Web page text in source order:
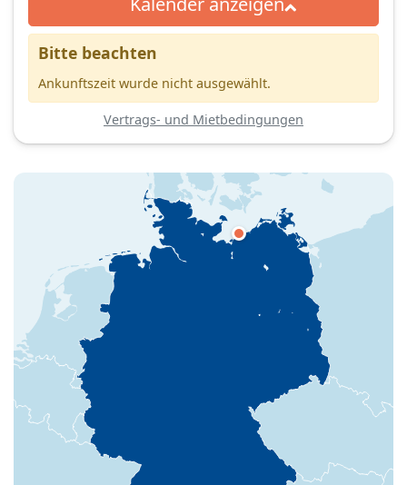
Bitte beachten
Ankunftszeit wurde nicht ausgewählt.
Vertrags- und Mietbedingungen